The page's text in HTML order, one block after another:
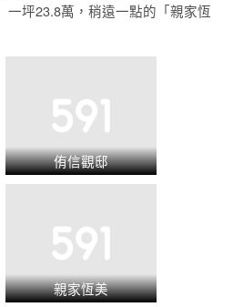
一坪23.8萬，稍遠一點的 「親家恆
侑信觀邸
親家恆美